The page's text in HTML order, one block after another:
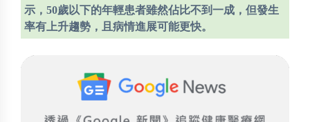
示，50歲以下的年輕患者雖然佔比不到一成，但發生
率有上升趨勢，且病情進展可能更快。